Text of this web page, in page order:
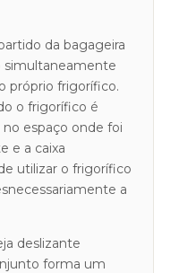
da bagageira
simultaneamente
próprio frigorífico.
o frigorífico é
no espaço onde foi
e a caixa
utilizar o frigorífico
a
deslizante
forma um